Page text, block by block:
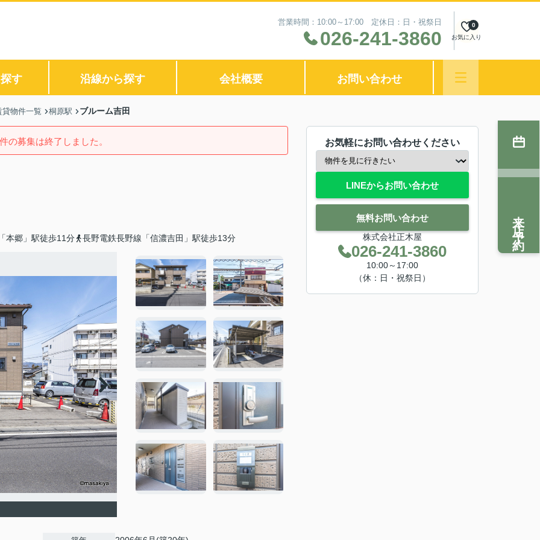
営業時間：10:00～17:00 定休日：日・祝祭日
026-241-3860 お気に入り
0
す 沿線から探す 会社概要 お問い合わせ
物件一覧 桐原駅 ブルーム吉田
の募集は終了しました。
本郷」駅徒歩11分 長野電鉄長野線「信濃吉田」駅徒歩13分
お気軽にお問い合わせください
LINEからお問い合わせ
無料お問い合わせ
株式会社正木屋
026-241-3860
10:00～17:00
（休：日・祝祭日）
来店予約